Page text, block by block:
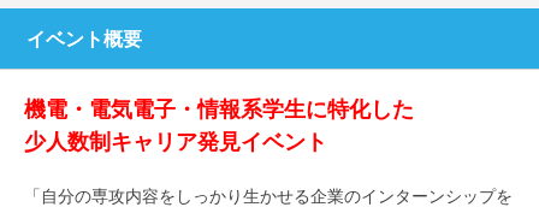
イベント概要
機電・電気電子・情報系学生に特化した
少人数制キャリア発見イベント
「自分の専攻内容をしっかり生かせる企業のインターンシップを